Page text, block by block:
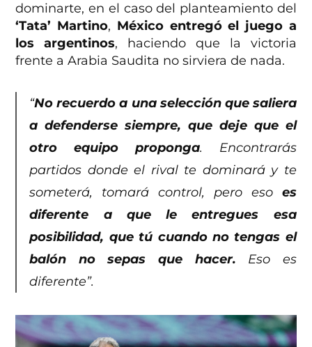
dominarte, en el caso del planteamiento del
‘Tata’ Martino, México entregó el juego a
los argentinos, haciendo que la victoria
frente a Arabia Saudita no sirviera de nada.
“No recuerdo a una selección que saliera
a defenderse siempre, que deje que el
otro equipo proponga. Encontrarás
partidos donde el rival te dominará y te
someterá, tomará control, pero eso es
diferente a que le entregues esa
posibilidad, que tú cuando no tengas el
balón no sepas que hacer. Eso es
diferente”.